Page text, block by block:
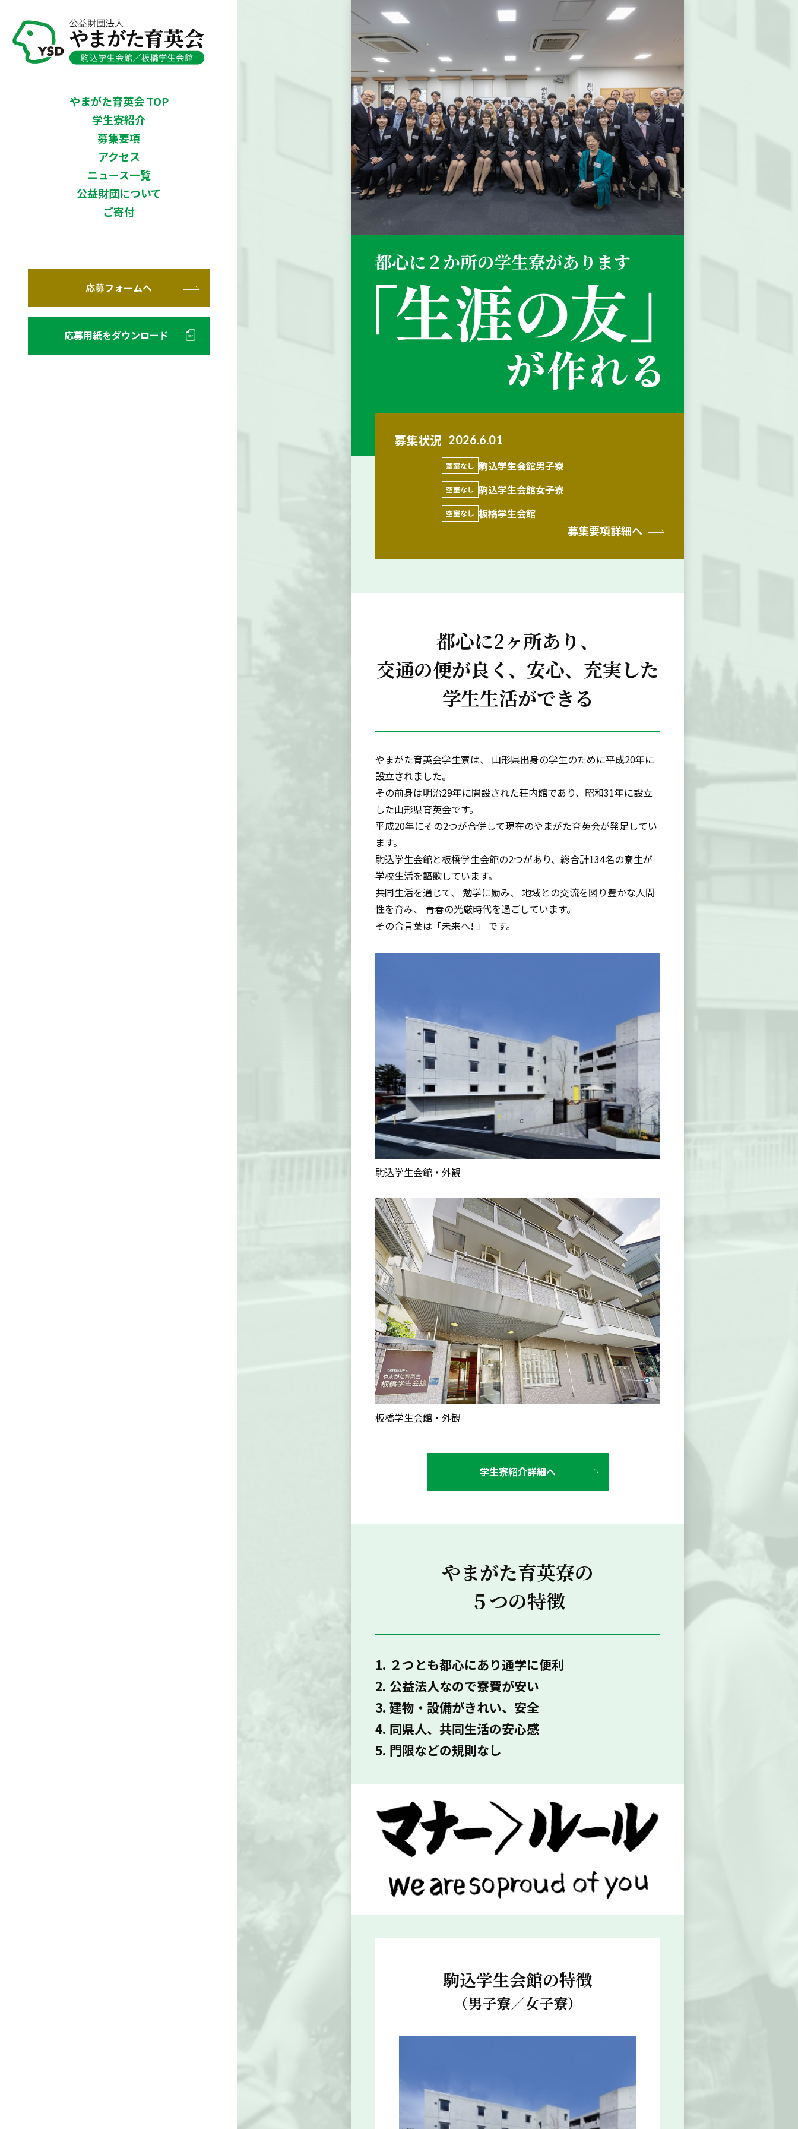
やまがた育英会 TOP
学生寮紹介
募集要項
アクセス
ニュース一覧
公益財団について
ご寄付
応募フォームへ
応募用紙をダウンロード
募集状況 2026.6.01
空室なし 駒込学生会館男子寮
空室なし 駒込学生会館女子寮
空室なし 板橋学生会館
募集要項詳細へ
都心に2ヶ所あり、
交通の便が良く、安心、充実した
学生生活ができる
やまがた育英会学生寮は、 山形県出身の学生のために平成20年に
設立されました。
その前身は明治29年に開設された荘内館であり、昭和31年に設立
した山形県育英会です。
平成20年にその2つが合併して現在のやまがた育英会が発足してい
ます。
駒込学生会館と板橋学生会館の2つがあり、総合計134名の寮生が
学校生活を謳歌しています。
共同生活を通じて、 勉学に励み、 地域との交流を図り豊かな人間
性を育み、 青春の光厳時代を過ごしています。
その合言葉は「未来へ! 」 です。
駒込学生会館・外観
板橋学生会館・外観
学生寮紹介詳細へ
やまがた育英寮の
５つの特徴
1. ２つとも都心にあり通学に便利
2. 公益法人なので寮費が安い
3. 建物・設備がきれい、安全
4. 同県人、共同生活の安心感
5. 門限などの規則なし
駒込学生会館の特徴
（男子寮／女子寮）